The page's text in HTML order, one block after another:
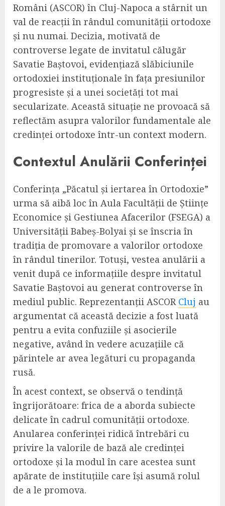
Români (ASCOR) în Cluj-Napoca a stârnit un
val de reacții în rândul comunității ortodoxe
și nu numai. Decizia, motivată de
controverse legate de invitatul călugăr
Savatie Baștovoi, evidențiază slăbiciunile
ortodoxiei instituționale în fața presiunilor
progresiste și a unei societăți tot mai
secularizate. Această situație ne provoacă să
reflectăm asupra valorilor fundamentale ale
credinței ortodoxe într-un context modern.
Contextul Anulării Conferinței
Conferința „Păcatul și iertarea în Ortodoxie”
urma să aibă loc în Aula Facultății de Științe
Economice și Gestiunea Afacerilor (FSEGA) a
Universității Babeș-Bolyai și se înscria în
tradiția de promovare a valorilor ortodoxe
în rândul tinerilor. Totuși, vestea anulării a
venit după ce informațiile despre invitatul
Savatie Baștovoi au generat controverse în
mediul public. Reprezentanții ASCOR Cluj au
argumentat că această decizie a fost luată
pentru a evita confuziile și asocierile
negative, având în vedere acuzațiile că
părintele ar avea legături cu propaganda
rusă.
În acest context, se observă o tendință
îngrijorătoare: frica de a aborda subiecte
delicate în cadrul comunității ortodoxe.
Anularea conferinței ridică întrebări cu
privire la valorile de bază ale credinței
ortodoxe și la modul în care acestea sunt
apărate de instituțiile care își asumă rolul
de a le promova.